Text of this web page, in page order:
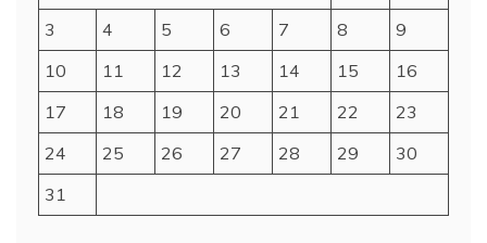
3
4 5 6 7 8
9
10
11 12 13 14 15
16
17
18 19 20 21 22
23
24
25 26 27 28 29
30
31